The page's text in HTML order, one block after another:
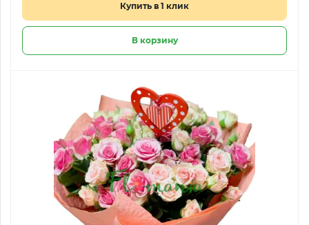
Купить в 1 клик
В корзину